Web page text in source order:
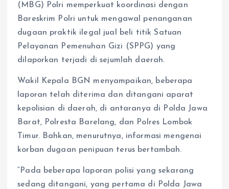
(MBG) Polri memperkuat koordinasi dengan
Bareskrim Polri untuk mengawal penanganan
dugaan praktik ilegal jual beli titik Satuan
Pelayanan Pemenuhan Gizi (SPPG) yang
dilaporkan terjadi di sejumlah daerah.
Wakil Kepala BGN menyampaikan, beberapa
laporan telah diterima dan ditangani aparat
kepolisian di daerah, di antaranya di Polda Jawa
Barat, Polresta Barelang, dan Polres Lombok
Timur. Bahkan, menurutnya, informasi mengenai
korban dugaan penipuan terus bertambah.
“Pada beberapa laporan polisi yang sekarang
sedang ditangani, yang pertama di Polda Jawa